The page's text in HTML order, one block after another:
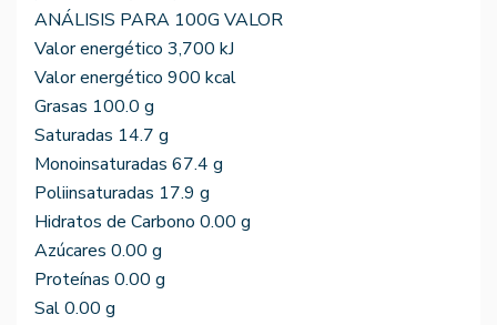
ANÁLISIS PARA 100G VALOR
Valor energético 3,700 kJ
Valor energético 900 kcal
Grasas 100.0 g
Saturadas 14.7 g
Monoinsaturadas 67.4 g
Poliinsaturadas 17.9 g
Hidratos de Carbono 0.00 g
Azúcares 0.00 g
Proteínas 0.00 g
Sal 0.00 g